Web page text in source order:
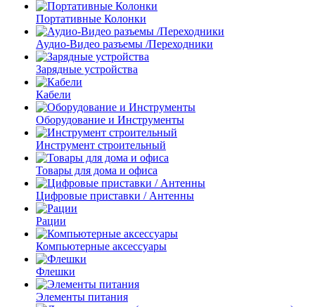
Портативные Колонки
Аудио-Видео разъемы /Переходники
Зарядные устройства
Кабели
Оборудование и Инструменты
Инструмент строительный
Товары для дома и офиса
Цифровые приставки / Антенны
Рации
Компьютерные аксессуары
Флешки
Элементы питания